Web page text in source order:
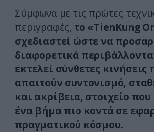
Σύμφωνα με τις πρώτες
περιγραφές, το «TienKung
σχεδιαστεί ώστε να
διαφορετικά
εκτελεί σύνθετες κινήσεις
απαιτούν συντονισμό,
και ακρίβεια, στοιχείο που
ένα βήμα πιο κοντά σε
πραγματικού κόσμου.